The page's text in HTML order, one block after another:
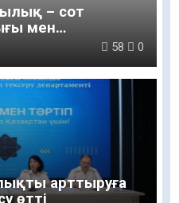
– сот
мен
құралы 58 0
арттыруға
өтті